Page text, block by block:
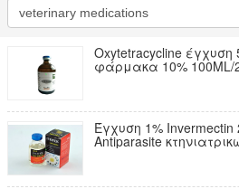
Oxytetracycline έγχυση
φάρμακα 10% 100ML/
Έγχυση 1%
Antiparasite